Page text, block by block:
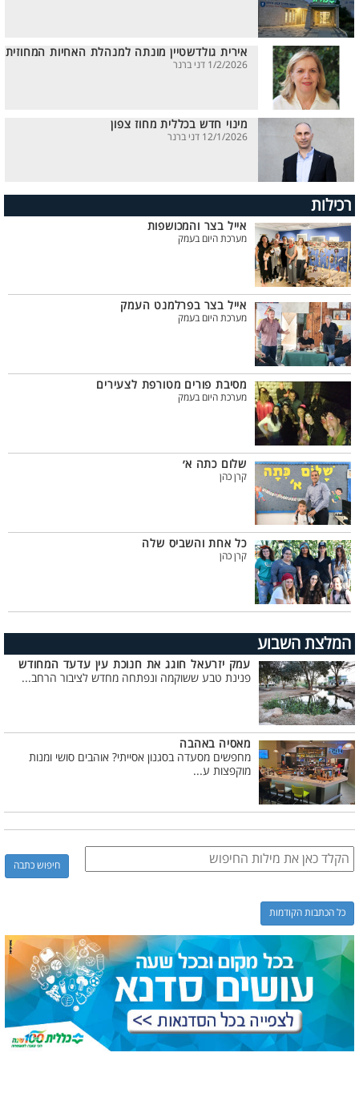
אירית גולדשטיין מונתה למנהלת האחיות המחוזית
1/2/2026 דני ברנר
מינוי חדש בכללית מחוז צפון
12/1/2026 דני ברנר
רכילות
אייל בצר והמכושפות
מערכת היום בעמק
אייל בצר בפרלמנט העמק
מערכת היום בעמק
מסיבת פורים מטורפת לצעירים
מערכת היום בעמק
שלום כתה א׳
קרן כהן
כל אחת והשביס שלה
קרן כהן
המלצת השבוע
עמק יזרעאל חוגג את חנוכת עין עדעד המחודש
פנינת טבע ששוקמה ונפתחה מחדש לציבור הרחב...
מאסיה באהבה
מחפשים מסעדה בסגנון אסייתי? אוהבים סושי ומנות
מוקפצות ע...
כל הכתבות הקודמות